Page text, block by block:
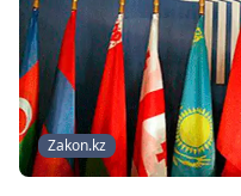
Zakon.kz